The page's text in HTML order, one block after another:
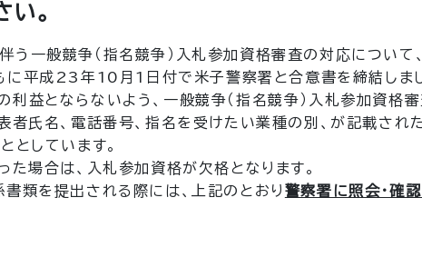
。
一般競争（指名競争）入札参加資格審査の対応について
に平成23年10月1日付で米子警察署と合意書を締結しまし
利益とならないよう、一般競争（指名競争）入札参加資格
者氏名、電話番号、指名を受けたい業種の別、が記載され
としています。
た場合は、入札参加資格が欠格となります。
類を提出される際には、上記のとおり 警察署に照会・確